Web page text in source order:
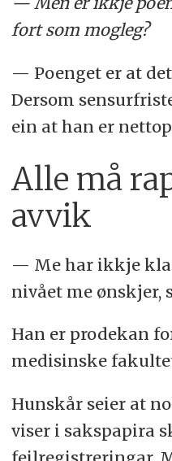
fort som mogleg?
— Poenget er at
Dersom
ein at han er
Alle må
avvik
— Me har ikkje
nivået me ønskjer,
Han er prodekan
medisinske
Hunskår seier at
viser i sakspapira